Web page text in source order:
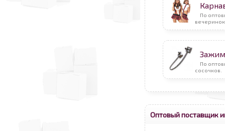
По
По
сосочков.
Оптовый поставщик